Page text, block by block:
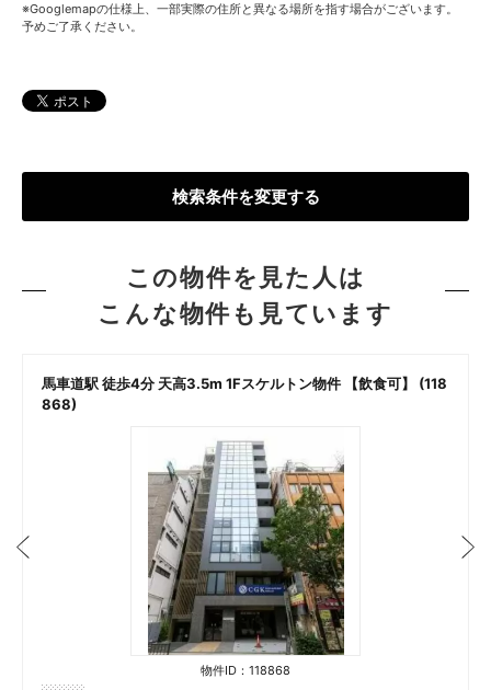
※Googlemapの仕様上、一部実際の住所と異なる場所を指す場合がございます。
予めご了承ください。
検索条件を変更する
この物件を見た人は
こんな物件も見ています
馬車道駅 徒歩4分 天高3.5m 1Fスケルトン物件 【飲食可】 (118
868)
物件ID：118868